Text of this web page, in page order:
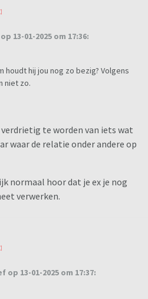
13-01-2025 om 17:36:
houdt hij jou nog zo bezig? Volgens
niet zo.
te worden van iets wat
waar de relatie onder andere op
normaal hoor dat je ex je nog
verwerken.
13-01-2025 om 17:37: